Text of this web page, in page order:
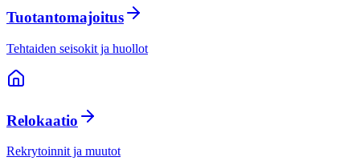
Tuotantomajoitus
Tehtaiden seisokit ja huollot
Relokaatio
Rekrytoinnit ja muutot